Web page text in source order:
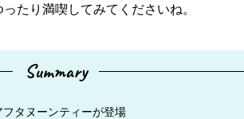
たり満喫してみてくださいね。
Summary
タヌーンティーが登場